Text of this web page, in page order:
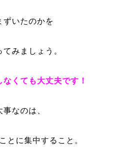
ずいたのかを
みましょう。
くても大丈夫です！
なのは、
とに集中すること。